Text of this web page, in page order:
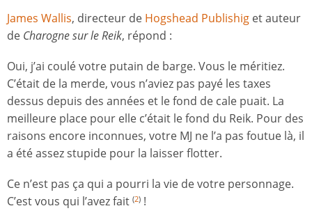
James Wallis, directeur de Hogshead Publishig et auteur
de Charogne sur le Reik, répond :
Oui, j’ai coulé votre putain de barge. Vous le méritiez.
C’était de la merde, vous n’aviez pas payé les taxes
dessus depuis des années et le fond de cale puait. La
meilleure place pour elle c’était le fond du Reik. Pour des
raisons encore inconnues, votre MJ ne l’a pas foutue là, il
a été assez stupide pour la laisser flotter.
Ce n’est pas ça qui a pourri la vie de votre personnage.
C’est vous qui l’avez fait (2) !